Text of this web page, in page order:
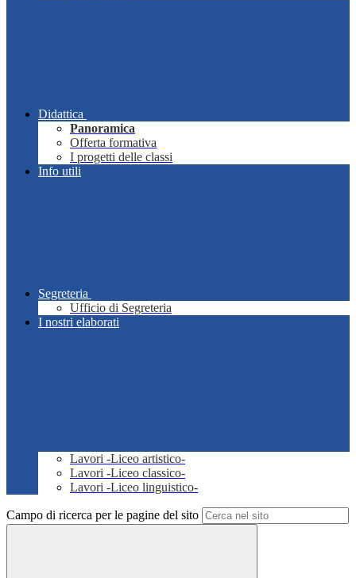
Didattica
Panoramica
Offerta formativa
I progetti delle classi
Info utili
Segreteria
Ufficio di Segreteria
I nostri elaborati
Lavori -Liceo artistico-
Lavori -Liceo classico-
Lavori -Liceo linguistico-
Campo di ricerca per le pagine del sito